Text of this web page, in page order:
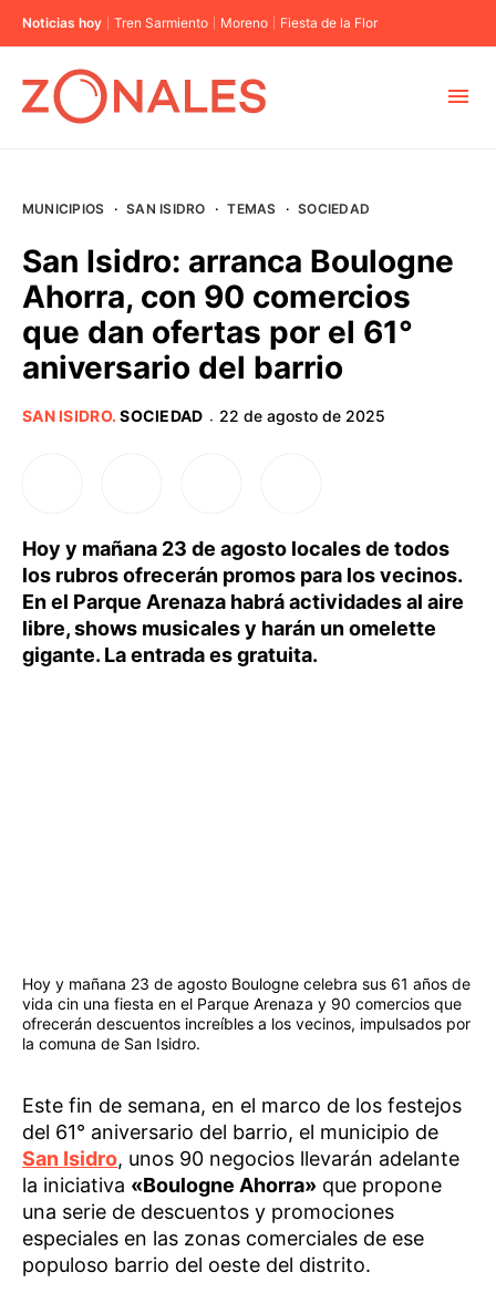
Noticias hoy Tren Sarmiento Moreno Fiesta de la Flor
BUENOS AIRES
PROVINCIAS
MUNICIPIOS · SAN ISIDRO · TEMAS · SOCIEDAD
San Isidro: arranca Boulogne
Ahorra, con 90 comercios
que dan ofertas por el 61°
aniversario del barrio
SAN ISIDRO.SOCIEDAD · 22 de agosto de 2025
Hoy y mañana 23 de agosto locales de todos
los rubros ofrecerán promos para los vecinos.
En el Parque Arenaza habrá actividades al aire
libre, shows musicales y harán un omelette
gigante. La entrada es gratuita.
Hoy y mañana 23 de agosto Boulogne celebra sus 61 años de
vida cin una fiesta en el Parque Arenaza y 90 comercios que
ofrecerán descuentos increíbles a los vecinos, impulsados por
la comuna de San Isidro.
Este fin de semana, en el marco de los festejos
del 61° aniversario del barrio, el municipio de
San Isidro, unos 90 negocios llevarán adelante
la iniciativa «Boulogne Ahorra» que propone
una serie de descuentos y promociones
especiales en las zonas comerciales de ese
populoso barrio del oeste del distrito.